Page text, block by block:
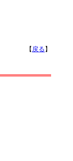
【 戻る 】